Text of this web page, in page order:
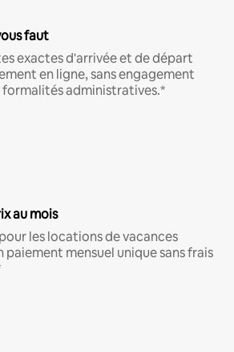
faut
exactes d'arrivée et de départ
en ligne, sans engagement
administratives.*
au mois
les locations de vacances
paiement mensuel unique sans frais